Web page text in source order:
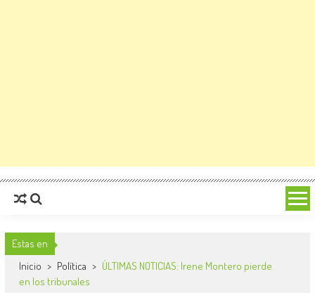
Estas en
Inicio > Política > ÚLTIMAS NOTICIAS: Irene Montero pierde
en los tribunales